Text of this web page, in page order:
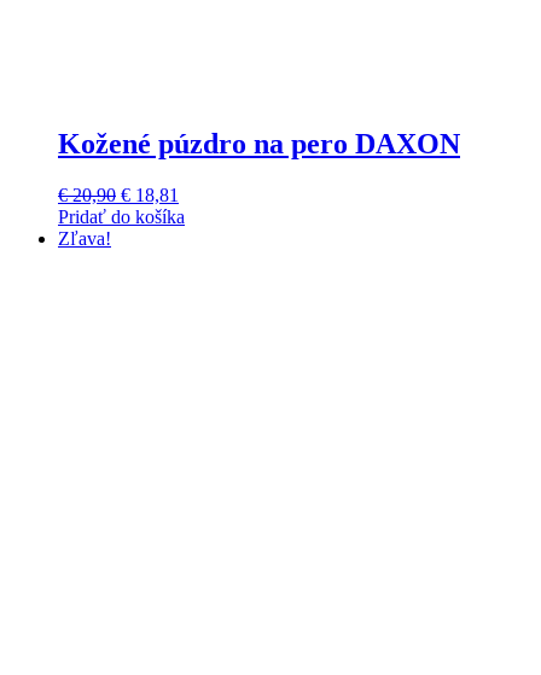
Kožené púzdro na pero DAXON
€20,90 Pôvodná
cena
€ 18,81
cena
Pridať do košíka
Tento
Zľava!